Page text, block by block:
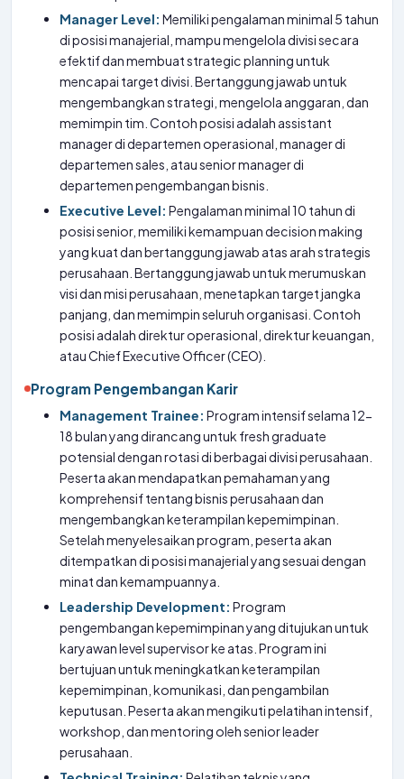
Manager Level: Memiliki pengalaman minimal 5 tahun
di posisi manajerial, mampu mengelola divisi secara
efektif dan membuat strategic planning untuk
mencapai target divisi. Bertanggung jawab untuk
mengembangkan strategi, mengelola anggaran, dan
memimpin tim. Contoh posisi adalah assistant
manager di departemen operasional, manager di
departemen sales, atau senior manager di
departemen pengembangan bisnis.
Executive Level: Pengalaman minimal 10 tahun di
posisi senior, memiliki kemampuan decision making
yang kuat dan bertanggung jawab atas arah strategis
perusahaan. Bertanggung jawab untuk merumuskan
visi dan misi perusahaan, menetapkan target jangka
panjang, dan memimpin seluruh organisasi. Contoh
posisi adalah direktur operasional, direktur keuangan,
atau Chief Executive Officer (CEO).
Program Pengembangan Karir
Management Trainee: Program intensif selama 12-
18 bulan yang dirancang untuk fresh graduate
potensial dengan rotasi di berbagai divisi perusahaan.
Peserta akan mendapatkan pemahaman yang
komprehensif tentang bisnis perusahaan dan
mengembangkan keterampilan kepemimpinan.
Setelah menyelesaikan program, peserta akan
ditempatkan di posisi manajerial yang sesuai dengan
minat dan kemampuannya.
Leadership Development: Program
pengembangan kepemimpinan yang ditujukan untuk
karyawan level supervisor ke atas. Program ini
bertujuan untuk meningkatkan keterampilan
kepemimpinan, komunikasi, dan pengambilan
keputusan. Peserta akan mengikuti pelatihan intensif,
workshop, dan mentoring oleh senior leader
perusahaan.